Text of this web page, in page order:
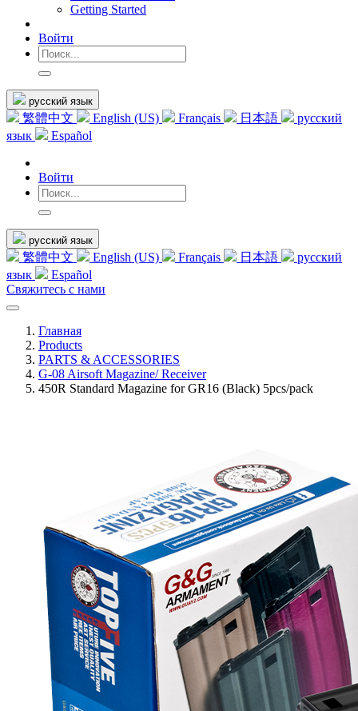
Getting Started
Войти
русский язык
繁體中文 English (US) Français 日本語
русский
язык
Español
Войти
русский язык
繁體中文 English (US) Français 日本語
русский
язык
Español
Свяжитесь с нами
Главная
Products
PARTS & ACCESSORIES
G-08 Airsoft Magazine/ Receiver
450R Standard Magazine for GR16 (Black) 5pcs/pack